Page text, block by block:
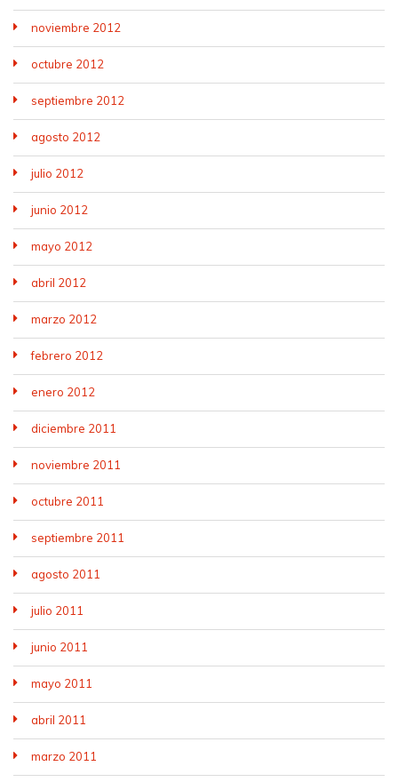
noviembre 2012
octubre 2012
septiembre 2012
agosto 2012
julio 2012
junio 2012
mayo 2012
abril 2012
marzo 2012
febrero 2012
enero 2012
diciembre 2011
noviembre 2011
octubre 2011
septiembre 2011
agosto 2011
julio 2011
junio 2011
mayo 2011
abril 2011
marzo 2011